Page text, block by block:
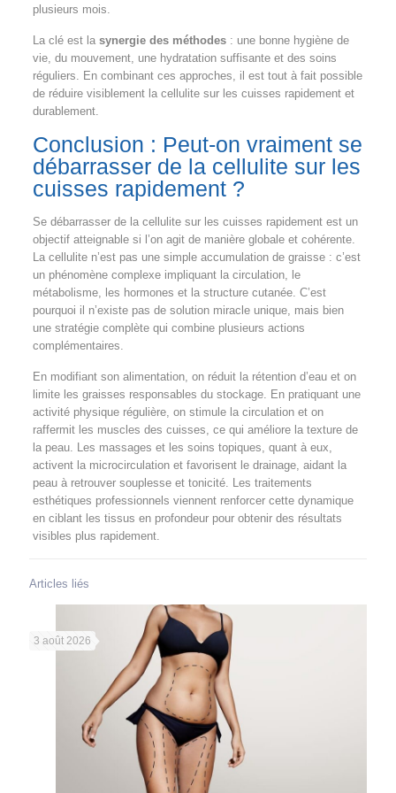
plusieurs mois.
La clé est la synergie des méthodes: une bonne hygiène de
vie, du mouvement, une hydratation suffisante et des soins
réguliers. En combinant ces approches, il est tout à fait possible
de réduire visiblement la cellulite sur les cuisses rapidement et
durablement.
Conclusion : Peut-on vraiment se
débarrasser de la cellulite sur les
cuisses rapidement ?
Se débarrasser de la cellulite sur les cuisses rapidement est un
objectif atteignable si l’on agit de manière globale et cohérente.
La cellulite n’est pas une simple accumulation de graisse : c’est
un phénomène complexe impliquant la circulation, le
métabolisme, les hormones et la structure cutanée. C’est
pourquoi il n’existe pas de solution miracle unique, mais bien
une stratégie complète qui combine plusieurs actions
complémentaires.
En modifiant son alimentation, on réduit la rétention d’eau et on
limite les graisses responsables du stockage. En pratiquant une
activité physique régulière, on stimule la circulation et on
raffermit les muscles des cuisses, ce qui améliore la texture de
la peau. Les massages et les soins topiques, quant à eux,
activent la microcirculation et favorisent le drainage, aidant la
peau à retrouver souplesse et tonicité. Les traitements
esthétiques professionnels viennent renforcer cette dynamique
en ciblant les tissus en profondeur pour obtenir des résultats
visibles plus rapidement.
Articles liés
3 août 2026